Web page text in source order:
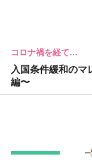
コロナ禍を経て…
入国条件緩和のマ
編〜